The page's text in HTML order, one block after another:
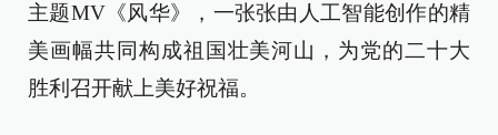
主题MV《风华》，一张张由人工智能创作的精
美画幅共同构成祖国壮美河山，为党的二十大
胜利召开献上美好祝福。